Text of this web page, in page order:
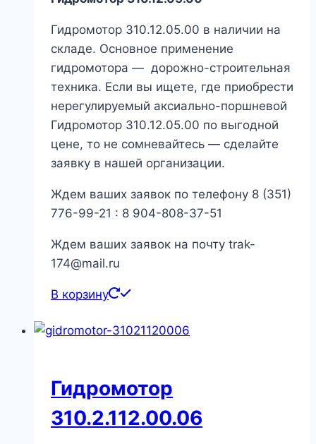
Гидромотор 310.12.05.00 в наличии на
складе. Основное применение
гидромотора — дорожно-строительная
техника. Если вы ищете, где приобрести
нерегулируемый аксиально-поршневой
Гидромотор 310.12.05.00 по выгодной
цене, то не сомневайтесь — сделайте
заявку в нашей организации.
Ждем ваших заявок по телефону 8 (351)
776-99-21 : 8 904-808-37-51
Ждем ваших заявок на почту trak-
174@mail.ru
В корзину
Гидромотор
310.2.112.00.06